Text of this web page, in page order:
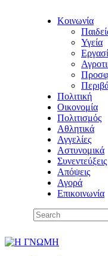
Κοινωνία
Υγεία
Πολιτική
Οικονομία
Πολιτισμός
Αθλητικά
Αγγελίες
Αστυνομικά
Συνεντεύξεις
Απόψεις
Αγορά
Επικοινωνία